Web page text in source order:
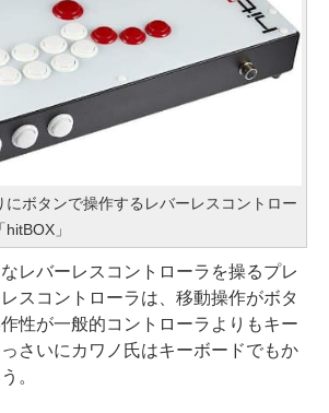
にボタンで操作するレバーレスコントロー
」
レバーレスコントローラを操るプレ
スコントローラは、移動操作がボタ
性が一般的コントローラよりもキー
さいにカワノ氏はキーボードでもか
。